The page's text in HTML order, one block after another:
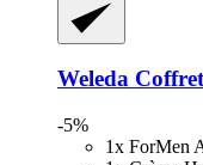
Weleda
-5%
1x ForMen